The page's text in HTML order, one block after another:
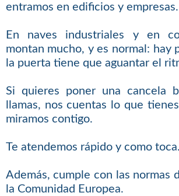
entramos en edificios y empresas.
En naves industriales y en
montan mucho, y es normal: hay
la puerta tiene que aguantar el
Si quieres poner una cancela
llamas, nos cuentas lo que
miramos contigo.
Te atendemos rápido y como toca.
Además, cumple con las normas
la Comunidad Europea.